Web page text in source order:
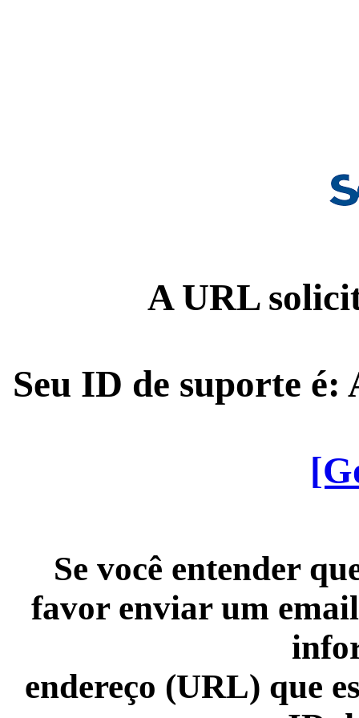
A URL
Seu ID de suporte é:
Se você entender
favor enviar um
endereço (URL) que